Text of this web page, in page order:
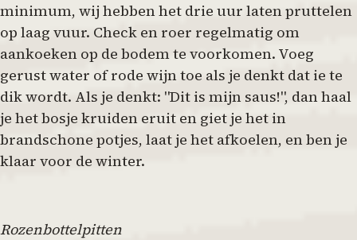
minimum, wij hebben het drie uur laten pruttelen
op laag vuur. Check en roer regelmatig om
aankoeken op de bodem te voorkomen. Voeg
gerust water of rode wijn toe als je denkt dat ie te
dik wordt. Als je denkt: "Dit is mijn saus!", dan haal
je het bosje kruiden eruit en giet je het in
brandschone potjes, laat je het afkoelen, en ben je
klaar voor de winter.
Rozenbottelpitten